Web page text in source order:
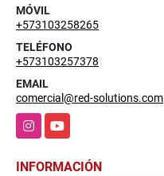
MÓVIL
+573103258265
TELÉFONO
+573103257378
EMAIL
comercial@red-solutions.com
InstagramYouTube
INFORMACIÓN